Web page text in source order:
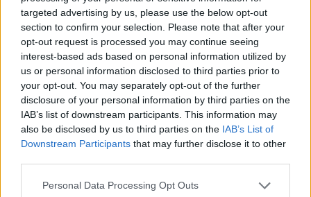
targeted advertising by us, please use the below opt-out
section to confirm your selection. Please note that after your
opt-out request is processed you may continue seeing
interest-based ads based on personal information utilized by
us or personal information disclosed to third parties prior to
your opt-out. You may separately opt-out of the further
disclosure of your personal information by third parties on the
IAB’s list of downstream participants. This information may
also be disclosed by us to third parties on the IAB’s List of
Downstream Participants that may further disclose it to other
Personal Data Processing Opt Outs
acsarkodást
Életveszélyes fenyegetést kapott egy
magyarországi előadó, ezért lemondta székelyföldi
koncertjét. A botrány túlmutat Majkán, és a magyar
közélet nagyon aggasztó állapotairól árulkodik.